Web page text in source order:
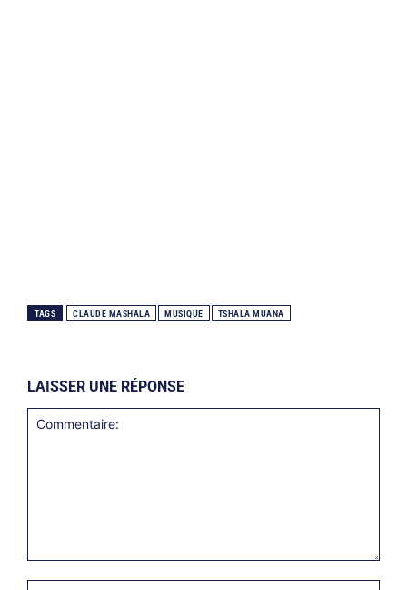
TAGS CLAUDE MASHALA MUSIQUE TSHALA MUANA
LAISSER UNE RÉPONSE